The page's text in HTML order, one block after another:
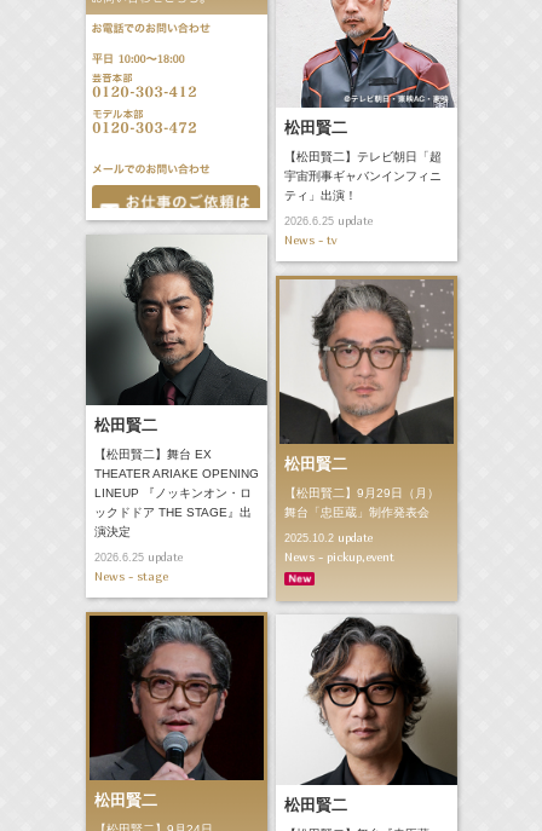
松田賢二
【松田賢二】テレビ朝日「超
宇宙刑事ギャバンインフィニ
ティ」出演！
2026.6.25update
News - tv
松田賢二
【松田賢二】舞台 EX
THEATER ARIAKE OPENING
LINEUP 『ノッキンオン・ロ
ックドドア THE STAGE』出
演決定
2026.6.25update
News - stage
松田賢二
【松田賢二】9月29日（月）
舞台「忠臣蔵」制作発表会
2025.10.2update
News - pickup,event
松田賢二 松田賢二